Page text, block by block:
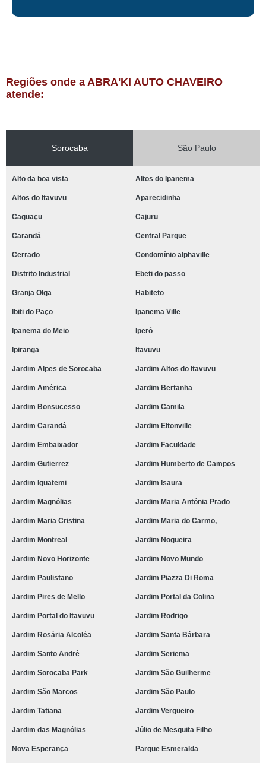
Regiões onde a ABRA'KI AUTO CHAVEIRO
atende:
Sorocaba São Paulo
Alto da boa vista Altos do Ipanema
Altos do Itavuvu Aparecidinha
Caguaçu Cajuru
Carandá Central Parque
Cerrado Condomínio alphaville
Distrito Industrial Ebeti do passo
Granja Olga Habiteto
Ibiti do Paço Ipanema Ville
Ipanema do Meio Iperó
Ipiranga Itavuvu
Jardim Alpes de Sorocaba Jardim Altos do Itavuvu
Jardim América Jardim Bertanha
Jardim Bonsucesso Jardim Camila
Jardim Carandá Jardim Eltonville
Jardim Embaixador Jardim Faculdade
Jardim Gutierrez Jardim Humberto de Campos
Jardim Iguatemi Jardim Isaura
Jardim Magnólias Jardim Maria Antônia Prado
Jardim Maria Cristina Jardim Maria do Carmo,
Jardim Montreal Jardim Nogueira
Jardim Novo Horizonte Jardim Novo Mundo
Jardim Paulistano Jardim Piazza Di Roma
Jardim Pires de Mello Jardim Portal da Colina
Jardim Portal do Itavuvu Jardim Rodrigo
Jardim Rosária Alcoléa Jardim Santa Bárbara
Jardim Santo André Jardim Seriema
Jardim Sorocaba Park Jardim São Guilherme
Jardim São Marcos Jardim São Paulo
Jardim Tatiana Jardim Vergueiro
Jardim das Magnólias Júlio de Mesquita Filho
Nova Esperança Parque Esmeralda